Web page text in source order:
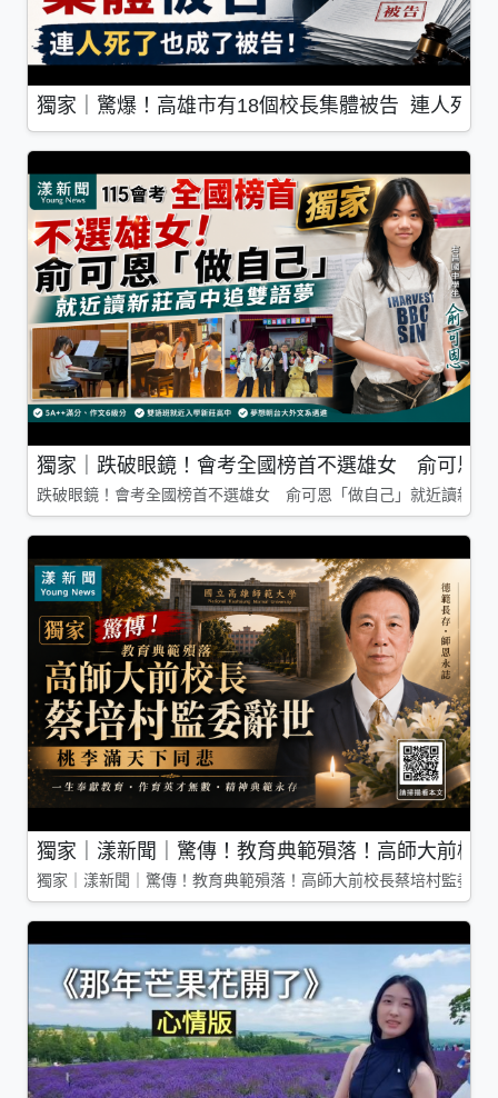
獨家｜驚爆！高雄市有18個校長集體被告 連人死了
獨家｜跌破眼鏡！會考全國榜首不選雄女 俞可恩
跌破眼鏡！會考全國榜首不選雄女 俞可恩「做自己」就近讀新莊
獨家｜漾新聞｜驚傳！教育典範殞落！高師大前校
獨家｜漾新聞｜驚傳！教育典範殞落！高師大前校長蔡培村監委